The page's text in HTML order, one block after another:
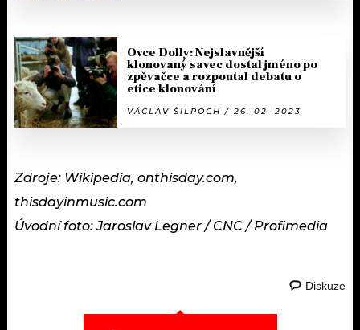
Ovce Dolly: Nejslavnější
klonovaný savec dostal jméno po
zpěvačce a rozpoutal debatu o
etice klonování
VÁCLAV ŠILPOCH / 26. 02. 2023
Zdroje: Wikipedia, onthisday.com,
thisdayinmusic.com
Úvodní foto: Jaroslav Legner / CNC / Profimedia
Diskuze